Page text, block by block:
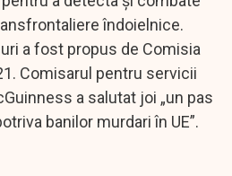
îndoielnice.
a fost propus de Comisia
Comisarul pentru servicii
a salutat joi „un pas
banilor murdari în UE”.